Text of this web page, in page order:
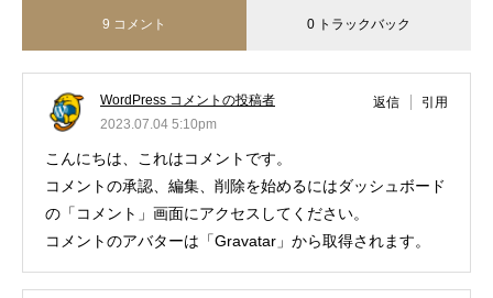
9 コメント 0 トラックバック
WordPress コメントの投稿者
2023.07.04 5:10pm
返信 引用
こんにちは、これはコメントです。
コメントの承認、編集、削除を始めるにはダッシュボード
の「コメント」画面にアクセスしてください。
コメントのアバターは「Gravatar 」から取得されます。